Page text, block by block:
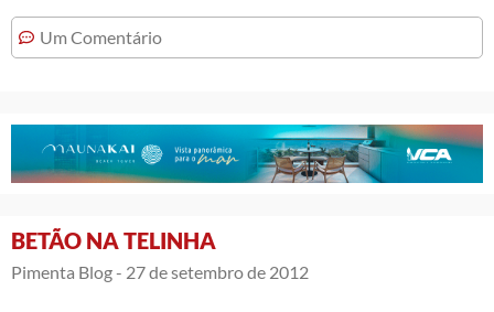
Um Comentário
BETÃO NA TELINHA
Pimenta Blog - 27 de setembro de 2012